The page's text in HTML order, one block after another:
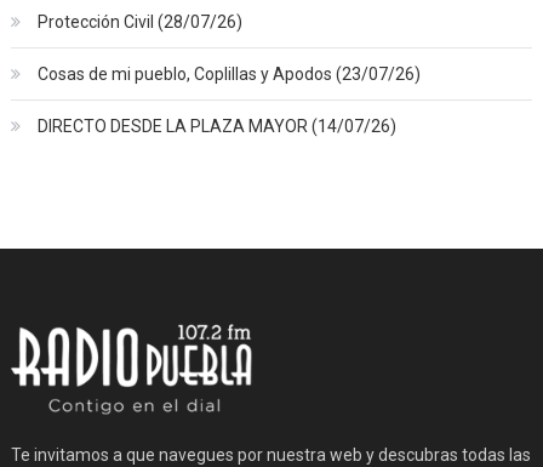
Protección Civil (28/07/26)
Cosas de mi pueblo, Coplillas y Apodos (23/07/26)
DIRECTO DESDE LA PLAZA MAYOR (14/07/26)
Te invitamos a que navegues por nuestra web y descubras todas las